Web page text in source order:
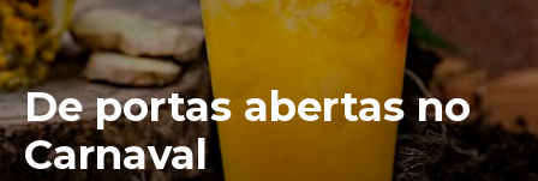
De portas abertas no
Carnaval